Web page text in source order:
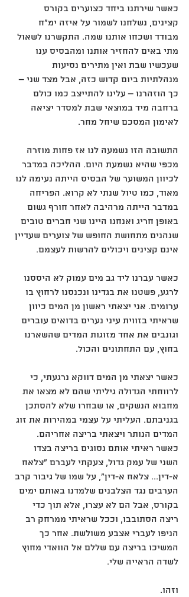
כאשר שירתנו ביחד כצוערים בקורס
קצינים, נשלחנו לשמור על איזה ימ"ח
מבודד ושכחו אותנו שמה. התקשרנו לשאול
מתי באים להחזיר אותנו ומהבסיס ענו
שעכשיו שבת ואין מתירים נסיעות
מנהלתיות ביום קדוש כזה, אבל מצד שני –
כך הוזהרנו – עלינו להתייצב כמו כולם
ברחבה מיד במוצאי שבת למסדר יציאה
לאימון המסכם שיחל מחר.
התשובה הזו נשמעה לנו אז פחות מוזרה
מכפי שהיא נשמעת היום. ההליכה במדבר
לכיוון המשוער של הבסיס הייתה נעימה לנו
מאוד, כמו טיול שנתי לא קרוא. הפריחה
במדבר הייתה מרהיבה לאחר חורף גשום
באופן חריג ואנחנו היינו שני חברים טובים
שנהנים מתחושת החופש של צוערים שעדיין
אינם קצינים ויכולים להרשות לעצמם.
כאשר עברנו ליד גב מים עמוק לא היססנו
לרגע, פשטנו את בגדינו ונכנסנו לרחוץ בו
ערומים. אני יצאתי ראשון מן המים כיוון
שראיתי בזווית עיני נערים בדואים עוברים
וגונבים את אחד מזוגות המדים שהשארנו
בחוץ, עם התחתונים והכול.
כאשר יצאתי מן המים דווקא נרגעתי, כי
לרווחתי הגדולה גיליתי שהם לא מצאו את
מחבוא הנשקים, או שבחרו שלא להסתכן
בגניבתם. העליתי על עצמי במהירות את זוג
המדים הנותר ויצאתי בריצה אחריהם.
כאשר ראיתי אותם נסוגים בריצה בצדו
השני של עמק גדול, צעקתי לעברם "צלאח
א-דין... צלאח א-דין", על שמו של גיבור קרב
הערבים נגד הצלבנים שלמדנו באותם ימים
בקורס, אבל הם לא עצרו, אלא תוך כדי
ריצה הסתובבו, וככל שראיתי ממרחק רב
הניפו לעברי אצבע משולשת. אחר כך
המשיכו בריצה עם שללם אל הוואדי מחוץ
לשדה הראייה שלי.
וזהו.